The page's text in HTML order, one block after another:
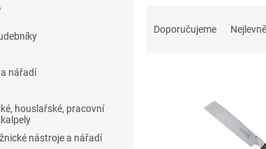
nářadí
houslařské, pracovní
nástroje a nářadí
aDoporučujeme